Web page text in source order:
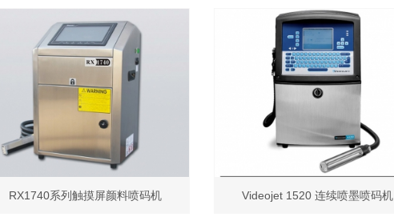
RX1740系列触摸屏颜料喷码机 Videojet 1520 连续喷墨喷码机